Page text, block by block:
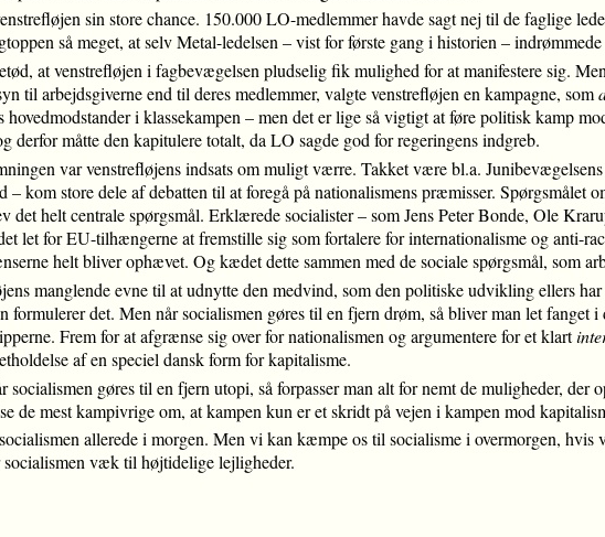
sin store chance. 150.000 LO-medlemmer havde sagt nej til de faglige
så meget, at selv Metal-ledelsen – vist for første gang i historien –
at venstrefløjen i fagbevægelsen pludselig fik mulighed for at manifestere sig.
til arbejdsgiverne end til deres medlemmer, valgte venstrefløjen en kampagne, som
hovedmodstander i klassekampen – men det er lige så vigtigt at føre politisk kamp
derfor måtte den kapitulere totalt, da LO sagde god for regeringens indgreb.
var venstrefløjens indsats om muligt værre. Takket være bl.a.
– kom store dele af debatten til at foregå på nationalismens præmisser. Spørgsmålet
det helt centrale spørgsmål. Erklærede socialister – som Jens Peter Bonde, Ole
let for EU-tilhængerne at fremstille sig som fortalere for internationalisme og anti-
helt bliver ophævet. Og kædet dette sammen med de sociale spørgsmål, som
manglende evne til at udnytte den medvind, som den politiske udvikling ellers
formulerer det. Men når socialismen gøres til en fjern drøm, så bliver man let fanget
Frem for at afgrænse sig over for nationalismen og argumentere for et klart
af en speciel dansk form for kapitalisme.
socialismen gøres til en fjern utopi, så forpasser man alt for nemt de muligheder, der
de mest kampivrige om, at kampen kun er et skridt på vejen i kampen mod
allerede i morgen. Men vi kan kæmpe os til socialisme i overmorgen, hvis
væk til højtidelige lejligheder.